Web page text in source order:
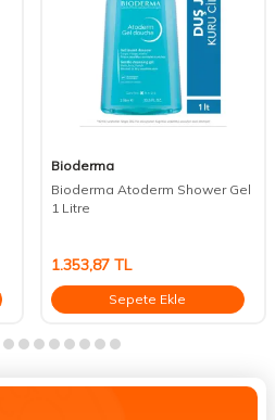
Bioderma
Bioderma Atoderm Shower Gel
1 Litre
1.353,87TL
Sepete Ekle